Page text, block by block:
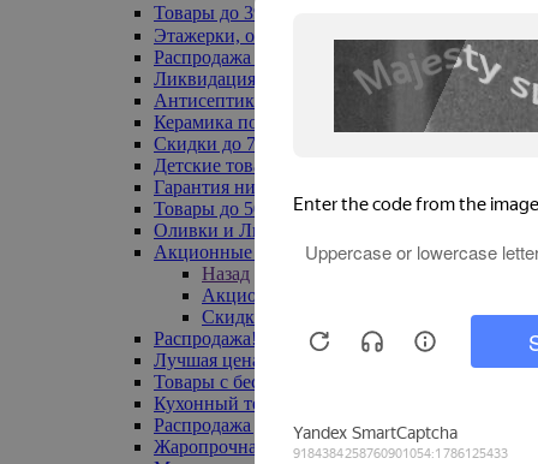
Товары до 399₽
Этажерки, обувницы
Распродажа текстиля до -50%
Ликвидация до -70%
Антисептики
Керамика по 129 руб
Скидки до 70%
Детские товары
Гарантия низкой цены
Товары до 500 руб
Оливки и Лимоны
Акционные товары
Назад
Акционные товары
Скидка 20% по промокоду
Распродажа! Ульяновск до -70%
Лучшая цена
Товары с бесплатной доставкой
Кухонный текстиль
Распродажа до -50%
Жаропрочная посуда